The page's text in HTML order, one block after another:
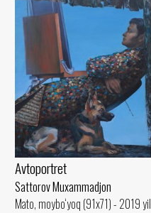
Avtoportret
Sattorov Muxammadjon
Mato, moybo‘yoq (91x71) - 2019 yil